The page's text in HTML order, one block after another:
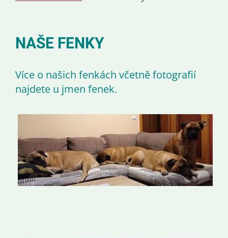
NAŠE FENKY
Více o našich fenkách včetně fotografií
najdete u jmen fenek.